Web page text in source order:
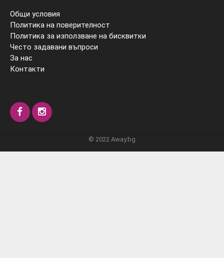
Общи условия
Политика на поверителност
Политика за използване на бисквитки
Често задавани въпроси
За нас
Контакти
© 2022 Away.bg